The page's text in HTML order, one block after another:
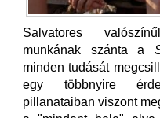
Salvatores
munkának szánta a
minden tudását
egy többnyire
pillanataiban viszont